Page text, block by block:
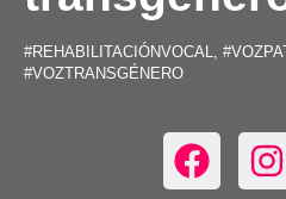
#REHABILITACIÓNVOCAL,
#VOZTRANSGÉNERO